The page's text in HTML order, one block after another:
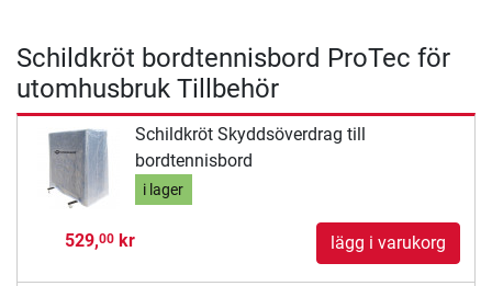
Schildkröt bordtennisbord ProTec för
utomhusbruk Tillbehör
Schildkröt Skyddsöverdrag till
bordtennisbord
i lager
529,00kr lägg i varukorg